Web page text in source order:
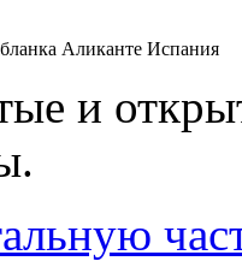
Аликанте Испания
и